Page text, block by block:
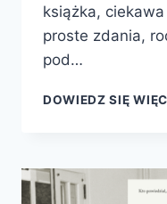
książka,
proste zdania,
pod…
DOWIEDZ SIĘ